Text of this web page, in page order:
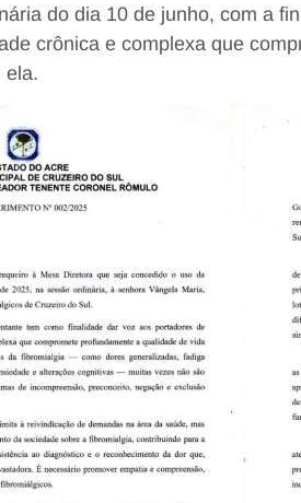
do dia 10 de junho, com a
crônica e complexa que
ela.